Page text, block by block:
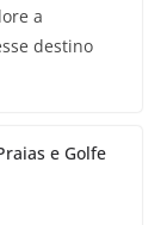
a
destino
e Golfe